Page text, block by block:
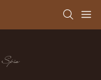
Spis